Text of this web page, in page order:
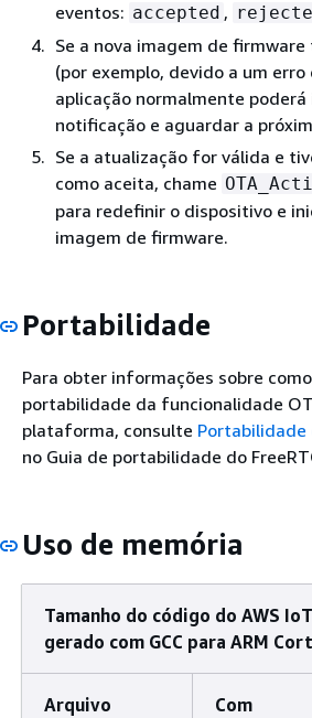
eventos: accepted ,
Se a nova imagem de
(por exemplo, devido a um erro
aplicação normalmente poderá
notificação e aguardar a
Se a atualização for válida e
como aceita, chame
para redefinir o dispositivo e
imagem de firmware.
Portabilidade
Para obter informações sobre
portabilidade da funcionalidade
plataforma, consulte Portabilidade
no Guia de portabilidade do
Uso de memória
Tamanho do código do AWS
gerado com GCC para ARM
Arquivo
Com